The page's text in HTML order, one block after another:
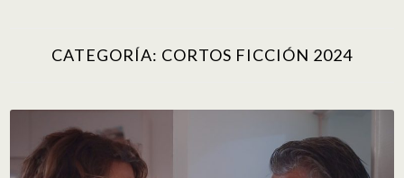
CATEGORÍA: CORTOS FICCIÓN 2024